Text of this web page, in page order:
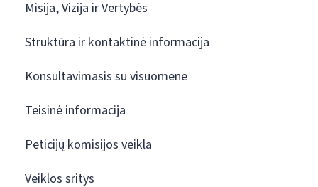
Misija, Vizija ir Vertybės
Struktūra ir kontaktinė informacija
Konsultavimasis su visuomene
Teisinė informacija
Peticijų komisijos veikla
Veiklos sritys